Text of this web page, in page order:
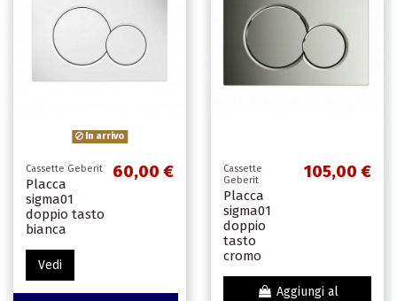
In arrivo
Cassette Geberit
Placca
sigma01
doppio tasto
bianca
60,00 €
Vedi
Cassette
Geberit
Placca
sigma01
doppio
tasto
cromo
105,00 €
Aggiungi al